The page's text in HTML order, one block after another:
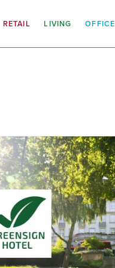
RETAIL LIVING OFFICE